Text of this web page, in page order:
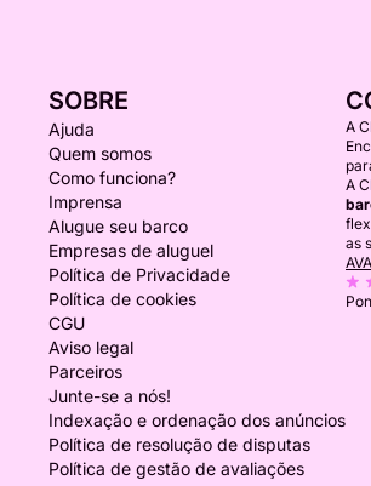
SOBRE
Ajuda
Quem somos
Como funciona?
Imprensa
Alugue seu barco
Empresas de aluguel
Política de Privacidade
Política de cookies
CGU
Aviso legal
Parceiros
Junte-se a nós!
Indexação e ordenação dos anúncios
Política de resolução de disputas
Política de gestão de avaliações
A
A
as